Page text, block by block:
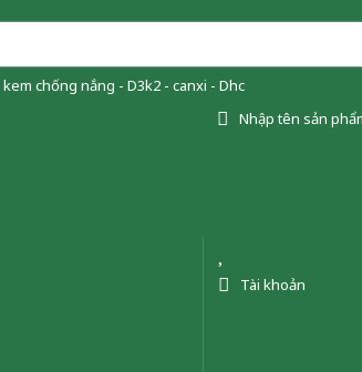
chống nắng - D3k2 - canxi - Dhc
Nhập tên sản
Tài khoản